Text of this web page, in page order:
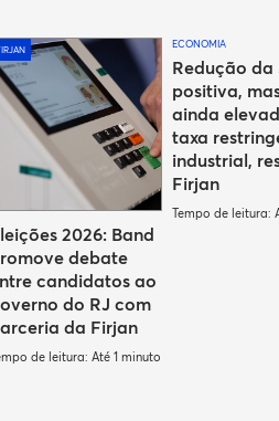
2026: Band
debate
candidatos ao
do RJ com
da Firjan
de leitura: Até 1 minuto
ECONOMIA
Redução da
positiva,
ainda
taxa
industrial,
Firjan
Tempo de leitura: